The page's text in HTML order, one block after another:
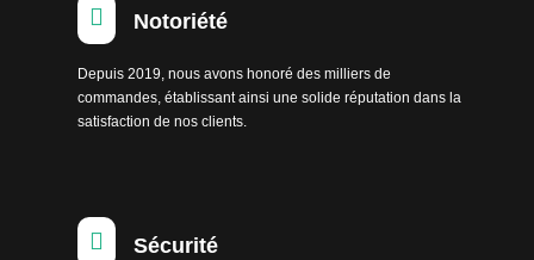
 Notoriété
Depuis 2019, nous avons honoré des milliers de
commandes, établissant ainsi une solide réputation dans la
satisfaction de nos clients.
 Sécurité